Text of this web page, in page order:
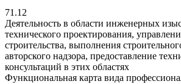
71.12
Деятельность в области инженерных
технического проектирования,
строительства, выполнения
авторского надзора, предоставление
консультаций в этих областях
Функциональная карта вида